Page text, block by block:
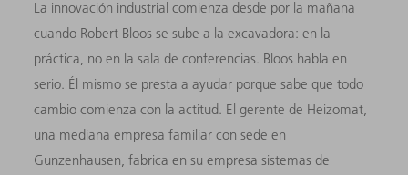
La innovación industrial comienza desde por la mañana
cuando Robert Bloos se sube a la excavadora: en la
práctica, no en la sala de conferencias. Bloos habla en
serio. Él mismo se presta a ayudar porque sabe que todo
cambio comienza con la actitud. El gerente de Heizomat,
una mediana empresa familiar con sede en
Gunzenhausen, fabrica en su empresa sistemas de